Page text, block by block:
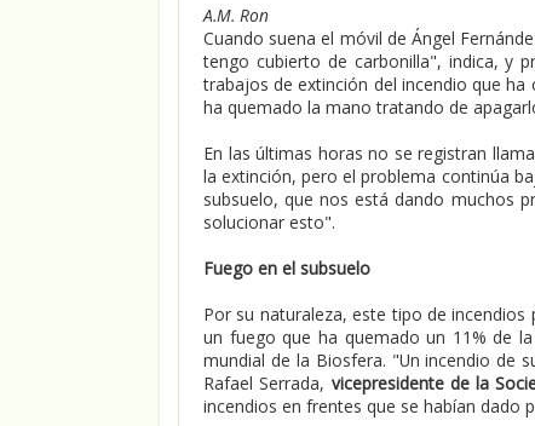
A.M. Ron
Cuando suena el móvil de Ángel
tengo cubierto de carbonilla", indica, y
trabajos de extinción del incendio que
ha quemado la mano tratando de
En las últimas horas no se registran
la extinción, pero el problema continúa
subsuelo, que nos está dando muchos
solucionar esto".
Fuego en el subsuelo
Por su naturaleza, este tipo de
un fuego que ha quemado un 11% de
mundial de la Biosfera. "Un incendio de
Rafael Serrada, vicepresidente de la
incendios en frentes que se habían dado